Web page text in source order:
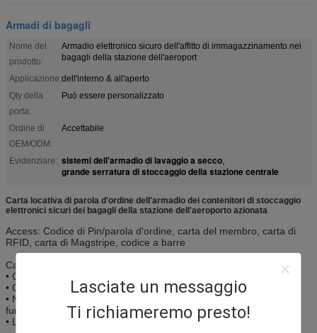
Lasciate un messaggio
Ti richiameremo presto!
Armadi di bagagli
Nome del
prodotto:
Armadio elettronico sicuro dell'affitto di immagazzinamento nei
bagagli della stazione dell'aeroport
Applicazione:dell'interno & all'aperto
Qty della
porta:
Può essere personalizzato
Ordine di
OEM/ODM:
Accettabile
Evidenziare: sistemi dell'armadio di lavaggio a secco,
grande serratura di stoccaggio della stazione centrale
Carta locativa di parola d'ordine dell'armadio dei contenitori di stoccaggio
elettronici sicuri dei bagagli della stazione dell'aeroporto azionata
Access: Codice di Pin/parola d'ordine, carta del membro, carta di
RFID, carta di Magstripe, codice a barre
Caratteristiche:
• Capace di essere integrato con altri smart card
• Operazione facile e rapida
• Numero LCD della vetrina dello schermo, tempo e guida di
funzionamento
• Le soluzioni su misura sono accettate